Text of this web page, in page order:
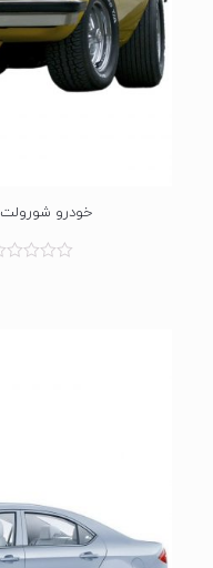
خودرو شورولت Camaro اتوماتیک سال 1974